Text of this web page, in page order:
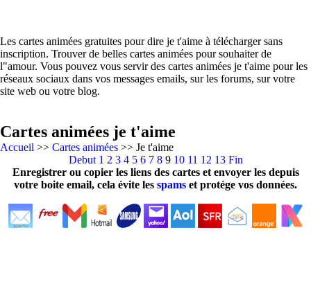
Les cartes animées gratuites pour dire je t'aime à télécharger sans
inscription. Trouver de belles cartes animées pour souhaiter de
l"amour. Vous pouvez vous servir des cartes animées je t'aime pour les
réseaux sociaux dans vos messages emails, sur les forums, sur votre
site web ou votre blog.
Cartes animées je t'aime
Accueil >> Cartes animées >> Je t'aime
Debut 1 2 3 4 5 6 7 8 9 10 11 12 13 Fin
Enregistrer ou copier les liens des cartes et envoyer les depuis
votre boite email, cela évite les spams et protége vos données.